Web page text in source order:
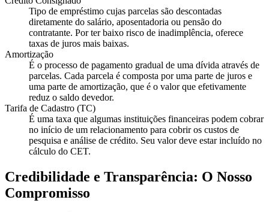
Tipo de empréstimo cujas parcelas são descontadas
diretamente do salário, aposentadoria ou pensão do
contratante. Por ter baixo risco de inadimplência, oferece
taxas de juros mais baixas.
Amortização
É o processo de pagamento gradual de uma dívida através de
parcelas. Cada parcela é composta por uma parte de juros e
uma parte de amortização, que é o valor que efetivamente
reduz o saldo devedor.
Tarifa de Cadastro (TC)
É uma taxa que algumas instituições financeiras podem cobrar
no início de um relacionamento para cobrir os custos de
pesquisa e análise de crédito. Seu valor deve estar incluído no
cálculo do CET.
Credibilidade e Transparência: O Nosso
Compromisso